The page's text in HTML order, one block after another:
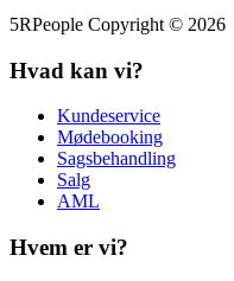
5RPeople Copyright © 2026
Hvad kan vi?
Kundeservice
Mødebooking
Sagsbehandling
Salg
AML
Hvem er vi?